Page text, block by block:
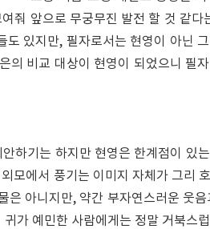
줘 앞으로 무궁무진 발전 할 것 같다
있지만, 필자로서는 현영이 아닌
의 비교 대상이 현영이 되었으니 필
하기는 하지만 현영은 한계점이 있
모에서 풍기는 이미지 자체가 그리
은 아니지만, 약간 부자연스러운 웃
가 예민한 사람에게는 정말 거북스